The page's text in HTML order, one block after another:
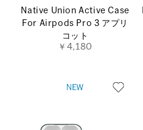
Native Union Active Case
For Airpods Pro 3 アプリ
コット
￥4,180